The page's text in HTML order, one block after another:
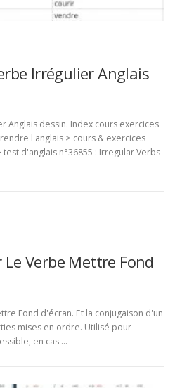
Irrégulier Anglais
Anglais dessin. Index cours exercices
l'anglais > cours & exercices
d'anglais n°36855 : Irregular Verbs
Verbe Mettre Fond
Fond d'écran. Et la conjugaison d'un
mises en ordre. Utilisé pour
en cas …